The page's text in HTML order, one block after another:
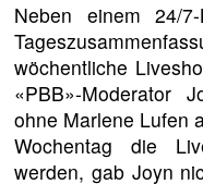
Neben einem 24/
wöchentliche
«PBB»-Moderator
ohne Marlene Lufen
Wochentag die
werden, gab Joyn